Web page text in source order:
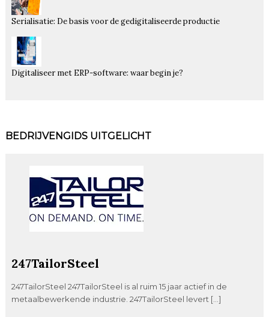
Serialisatie: De basis voor de gedigitaliseerde productie
Digitaliseer met ERP-software: waar begin je?
BEDRIJVENGIDS UITGELICHT
247TailorSteel
247TailorSteel 247TailorSteel is al ruim 15 jaar actief in de
metaalbewerkende industrie. 247TailorSteel levert […]